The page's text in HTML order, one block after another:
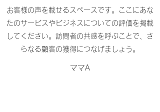
お客様の声を載せるスペースです。ここにあな
たのサービスやビジネスについての評価を掲載
してください。訪問者の共感を呼ぶことで、さ
らなる顧客の獲得につなげましょう。
​ママA